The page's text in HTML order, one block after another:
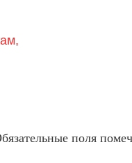
поля